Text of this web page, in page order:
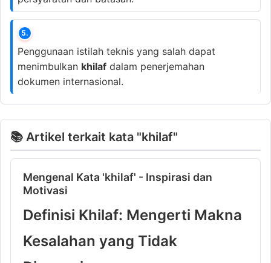
5.
Penggunaan istilah teknis yang salah dapat
menimbulkan khilaf dalam penerjemahan
dokumen internasional.
📚 Artikel terkait kata "khilaf"
Mengenal Kata 'khilaf' - Inspirasi dan
Motivasi
Definisi Khilaf: Mengerti Makna
Kesalahan yang Tidak